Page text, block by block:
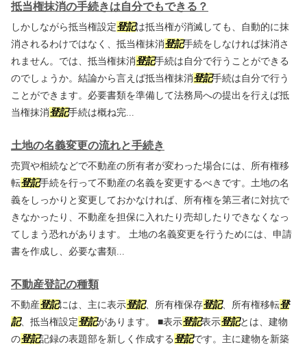
抵当権抹消の手続きは自分でもできる？
しかしながら抵当権設定登記は抵当権が消滅しても、自動的に抹
消されるわけではなく、抵当権抹消登記手続をしなければ抹消さ
れません。では、抵当権抹消登記手続は自分で行うことができる
のでしょうか。結論から言えば抵当権抹消登記手続は自分で行う
ことができます。必要書類を準備して法務局への提出を行えば抵
当権抹消登記手続は概ね完...
土地の名義変更の流れと手続き
売買や相続などで不動産の所有者が変わった場合には、所有権移
転登記手続を行って不動産の名義を変更するべきです。土地の名
義をしっかりと変更しておかなければ、所有権を第三者に対抗で
きなかったり、不動産を担保に入れたり売却したりできなくなっ
てしまう恐れがあります。 土地の名義変更を行うためには、申請
書を作成し、必要な書類...
不動産登記の種類
不動産登記には、主に表示登記、所有権保存登記、所有権移転登
記、抵当権設定登記があります。 ■表示登記表示登記とは、建物
の登記記録の表題部を新しく作成する登記です。主に建物を新築